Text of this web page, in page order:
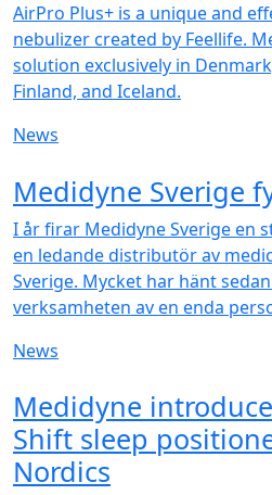
AirPro Plus+ is a unique and
nebulizer created by Feellife.
solution exclusively in
Finland, and Iceland.
News
Medidyne Sverige
I år firar Medidyne Sverige en
en ledande distributör av
Sverige. Mycket har hänt
verksamheten av en enda
News
Medidyne
Shift sleep
Nordics